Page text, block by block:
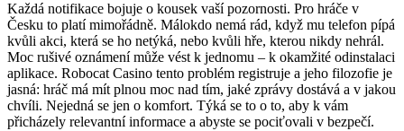
Každá notifikace bojuje o kousek vaší pozornosti. Pro hráče v
Česku to platí mimořádně. Málokdo nemá rád, když mu telefon pípá
kvůli akci, která se ho netýká, nebo kvůli hře, kterou nikdy nehrál.
Moc rušivé oznámení může vést k jednomu – k okamžité odinstalaci
aplikace. Robocat Casino tento problém registruje a jeho filozofie je
jasná: hráč má mít plnou moc nad tím, jaké zprávy dostává a v jakou
chvíli. Nejedná se jen o komfort. Týká se to o to, aby k vám
přicházely relevantní informace a abyste se pociťovali v bezpečí.